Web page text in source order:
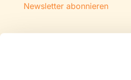
Newsletter abonnieren